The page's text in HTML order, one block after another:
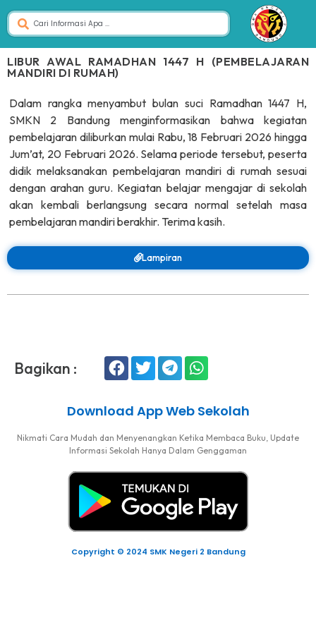
LIBUR AWAL RAMADHAN 1447 H (PEMBELAJARAN
MANDIRI DI RUMAH)
Dalam rangka menyambut bulan suci Ramadhan 1447 H,
SMKN 2 Bandung menginformasikan bahwa kegiatan
pembelajaran diliburkan mulai Rabu, 18 Februari 2026 hingga
Jum’at, 20 Februari 2026. Selama periode tersebut, peserta
didik melaksanakan pembelajaran mandiri di rumah sesuai
dengan arahan guru. Kegiatan belajar mengajar di sekolah
akan kembali berlangsung secara normal setelah masa
pembelajaran mandiri berakhir. Terima kasih.
Lampiran
Bagikan :
Download App Web Sekolah
Nikmati Cara Mudah dan Menyenangkan Ketika Membaca Buku, Update
Informasi Sekolah Hanya Dalam Genggaman
Copyright © 2024 SMK Negeri 2 Bandung